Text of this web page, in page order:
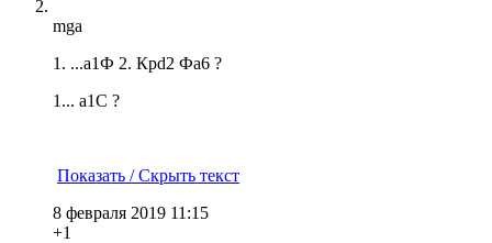
mga
1. ...a1Ф 2. Крd2 Фа6 ?
1... а1С ?
Показать / Скрыть текст
8 февраля 2019 11:15
+1